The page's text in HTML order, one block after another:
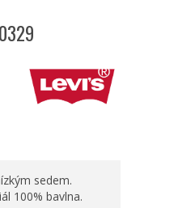
sedem.
100% bavlna.